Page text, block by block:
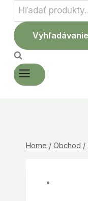
Hľadať:
Vyhľadávanie
Home / Obchod /